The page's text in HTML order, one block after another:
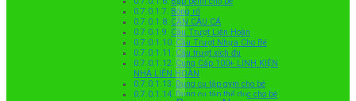
Bóng rổ
CẦN CÂU CÁ
Cầu Trượt Liên Hoàn
Cầu Trượt Nhựa Cho Bé
Cầu trượt xích đu
Cung Cấp 100+ LINH KIỆN
NHÀ LIÊN HOÀN
Dụng cụ tập gym cho bé
Dụng cụ tập thể dục cho bé